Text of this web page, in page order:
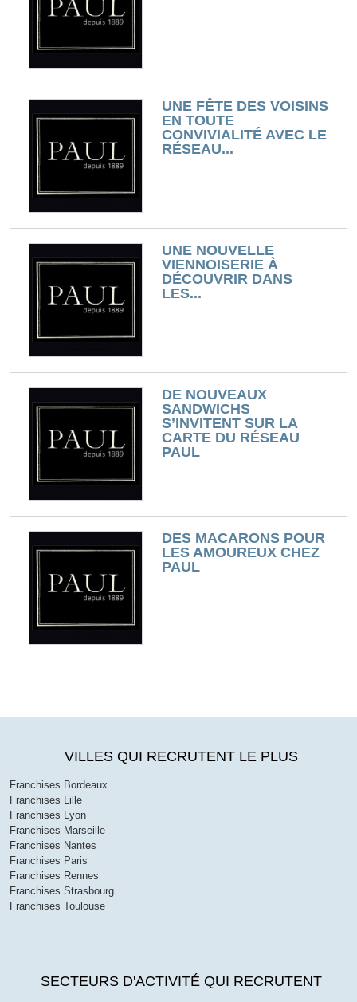
UNE FÊTE DES VOISINS
EN TOUTE
CONVIVIALITÉ AVEC LE
RÉSEAU...
UNE NOUVELLE
VIENNOISERIE À
DÉCOUVRIR DANS
LES...
DE NOUVEAUX
SANDWICHS
S’INVITENT SUR LA
CARTE DU RÉSEAU
PAUL
DES MACARONS POUR
LES AMOUREUX CHEZ
PAUL
VILLES QUI RECRUTENT LE PLUS
Franchises Bordeaux
Franchises Lille
Franchises Lyon
Franchises Marseille
Franchises Nantes
Franchises Paris
Franchises Rennes
Franchises Strasbourg
Franchises Toulouse
SECTEURS D'ACTIVITÉ QUI RECRUTENT